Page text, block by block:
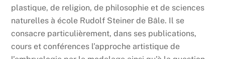
plastique, de religion, de philosophie et de sciences
naturelles à école Rudolf Steiner de Bâle. Il se
consacre particulièrement, dans ses publications,
cours et conférences l’approche artistique de